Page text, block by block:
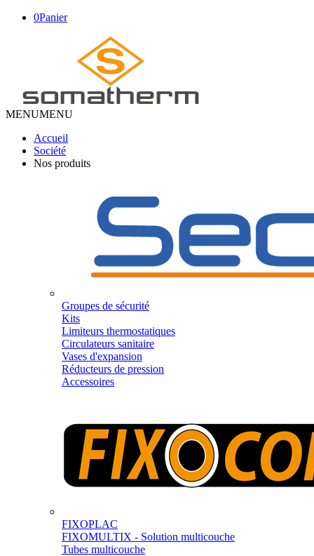
0Panier
MENUMENU
Accueil
Société
Nos produits
Groupes de sécurité
Kits
Limiteurs thermostatiques
Circulateurs sanitaire
Vases d'expansion
Réducteurs de pression
Accessoires
FIXOPLAC
FIXOMULTIX - Solution multicouche
Tubes multicouche